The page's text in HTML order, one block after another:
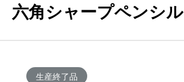
六角シャープペンシル
生産終了品